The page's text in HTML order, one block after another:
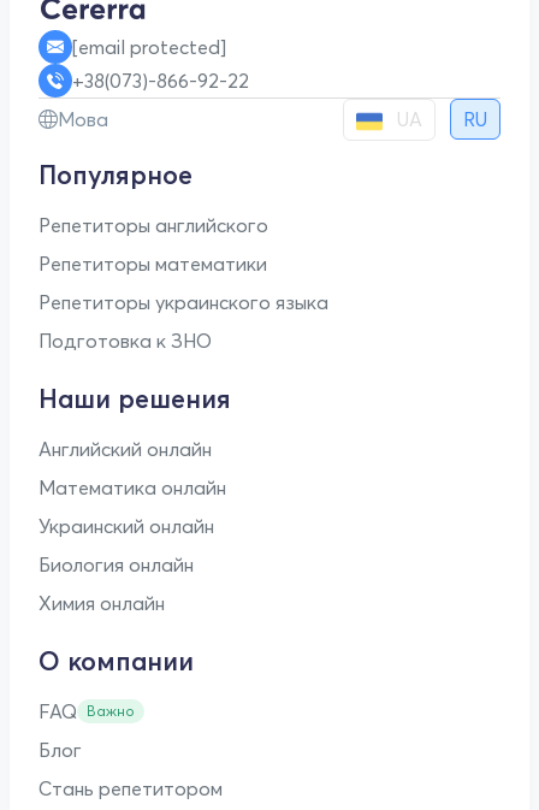
[email protected]
+38(073)-866-92-22
Мова
UA RU
Популярное
Репетиторы английского
Репетиторы математики
Репетиторы украинского языка
Подготовка к ЗНО
Наши решения
Английский онлайн
Математика онлайн
Украинский онлайн
Биология онлайн
Химия онлайн
О компании
FAQ Важно
Блог
Стань репетитором